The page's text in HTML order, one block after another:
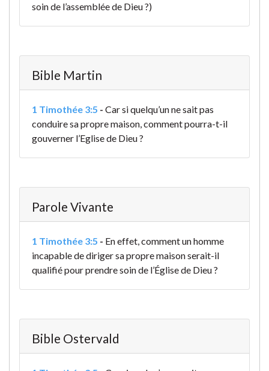
soin de l’assemblée de Dieu ?)
Bible Martin
1 Timothée 3:5 - Car si quelqu’un ne sait pas
conduire sa propre maison, comment pourra-t-il
gouverner l’Eglise de Dieu ?
Parole Vivante
1 Timothée 3:5 - En effet, comment un homme
incapable de diriger sa propre maison serait-il
qualifié pour prendre soin de l’Église de Dieu ?
Bible Ostervald